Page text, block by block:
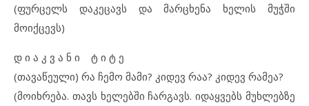
(ფურცელს დაკეცავს და მარცხენა ხელის მუჭში
მოიქცევს)
დ ი ა კ ვ ა ნ ი ტ ი ტ ე
(თავაწეული) რა ჩემო მამი? კიდევ რაა? კიდევ რამეა?
(მოიხრება. თავს ხელებში ჩარგავს. იდაყვებს მუხლებზე